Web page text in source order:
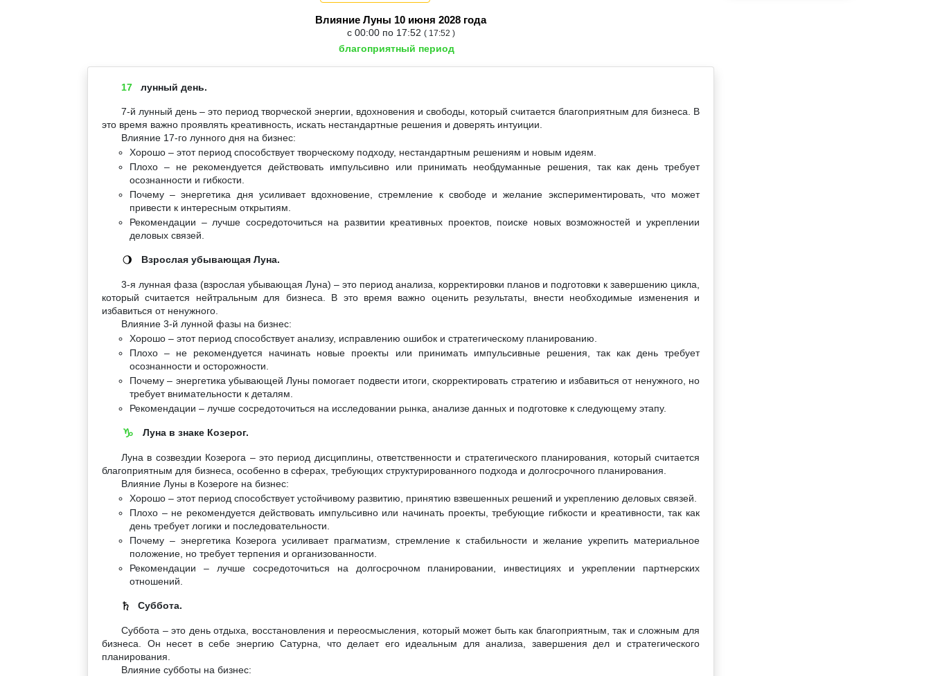
Влияние Луны 10 июня 2028 года
с 00:00 по 17:52 ( 17:52 )
благоприятный период
17 лунный день.
7-й лунный день – это период творческой энергии, вдохновения и свободы, который считается благоприятным для бизнеса. В
это время важно проявлять креативность, искать нестандартные решения и доверять интуиции.
Влияние 17-го лунного дня на бизнес:
Хорошо – этот период способствует творческому подходу, нестандартным решениям и новым идеям.
Плохо – не рекомендуется действовать импульсивно или принимать необдуманные решения, так как день требует
осознанности и гибкости.
Почему – энергетика дня усиливает вдохновение, стремление к свободе и желание экспериментировать, что может
привести к интересным открытиям.
Рекомендации – лучше сосредоточиться на развитии креативных проектов, поиске новых возможностей и укреплении
деловых связей.
🌖 Взрослая убывающая Луна.
3-я лунная фаза (взрослая убывающая Луна) – это период анализа, корректировки планов и подготовки к завершению цикла,
который считается нейтральным для бизнеса. В это время важно оценить результаты, внести необходимые изменения и
избавиться от ненужного.
Влияние 3-й лунной фазы на бизнес:
Хорошо – этот период способствует анализу, исправлению ошибок и стратегическому планированию.
Плохо – не рекомендуется начинать новые проекты или принимать импульсивные решения, так как день требует
осознанности и осторожности.
Почему – энергетика убывающей Луны помогает подвести итоги, скорректировать стратегию и избавиться от ненужного, но
требует внимательности к деталям.
Рекомендации – лучше сосредоточиться на исследовании рынка, анализе данных и подготовке к следующему этапу.
♑ Луна в знаке Козерог.
Луна в созвездии Козерога – это период дисциплины, ответственности и стратегического планирования, который считается
благоприятным для бизнеса, особенно в сферах, требующих структурированного подхода и долгосрочного планирования.
Влияние Луны в Козероге на бизнес:
Хорошо – этот период способствует устойчивому развитию, принятию взвешенных решений и укреплению деловых связей.
Плохо – не рекомендуется действовать импульсивно или начинать проекты, требующие гибкости и креативности, так как
день требует логики и последовательности.
Почему – энергетика Козерога усиливает прагматизм, стремление к стабильности и желание укрепить материальное
положение, но требует терпения и организованности.
Рекомендации – лучше сосредоточиться на долгосрочном планировании, инвестициях и укреплении партнерских
отношений.
♄ Суббота.
Суббота – это день отдыха, восстановления и переосмысления, который может быть как благоприятным, так и сложным для
бизнеса. Он несет в себе энергию Сатурна, что делает его идеальным для анализа, завершения дел и стратегического
планирования.
Влияние субботы на бизнес: